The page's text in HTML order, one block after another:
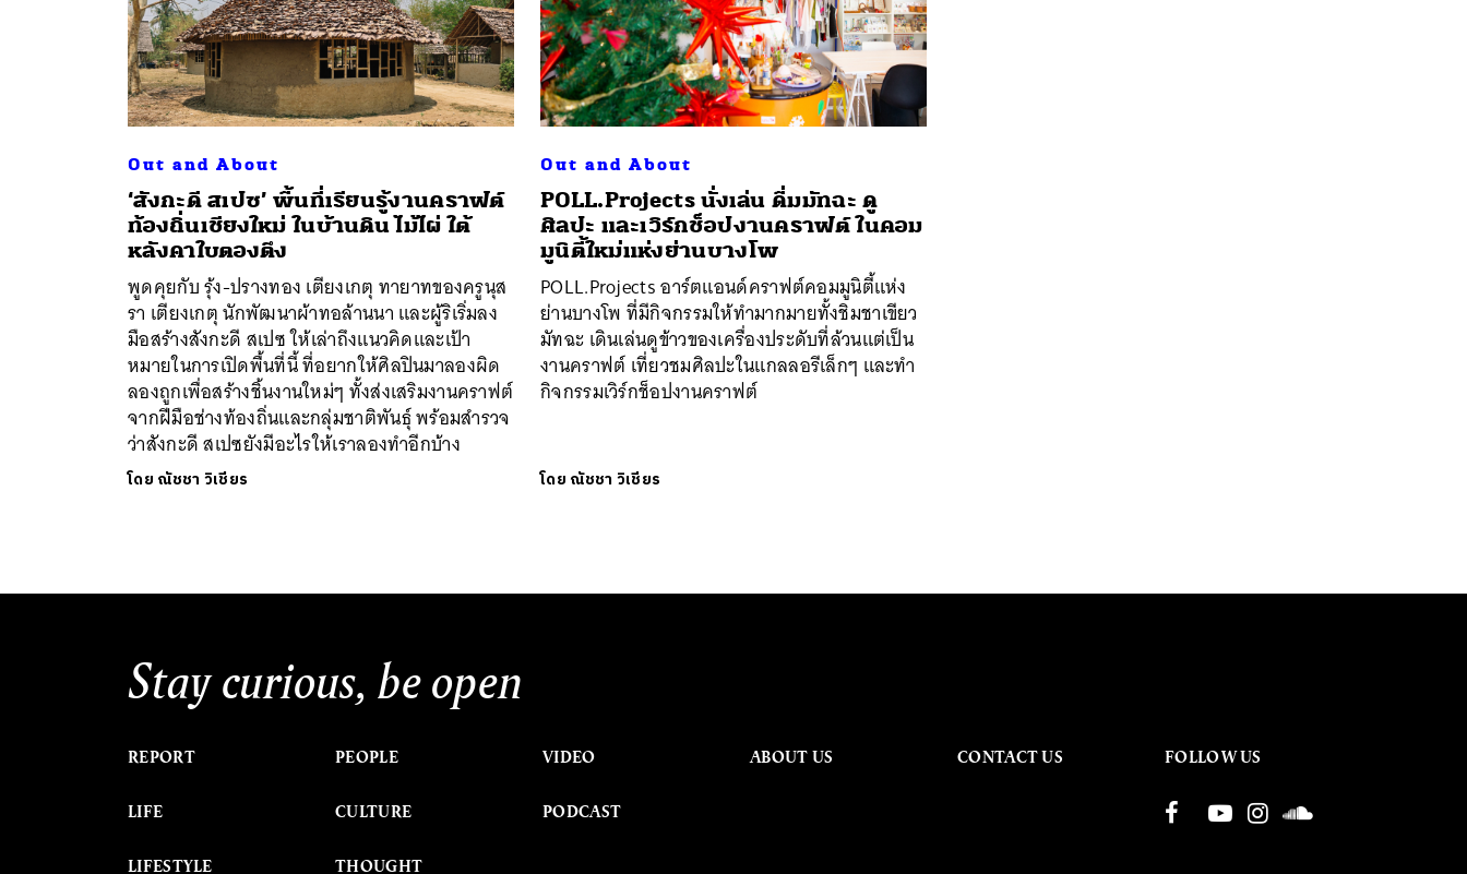
Out and About
‘สังกะดี สเปซ’ พื้นที่เรียนรู้งานคราฟต์
ท้องถิ่นเชียงใหม่ ในบ้านดิน ไม้ไผ่ ใต้
หลังคาใบตองตึง
พูดคุยกับ รุ้ง-ปรางทอง เตียงเกตุ ทายาทของครูนุส
รา เตียงเกตุ นักพัฒนาผ้าทอล้านนา และผู้ริเริ่มลง
มือสร้างสังกะดี สเปซ ให้เล่าถึงแนวคิดและเป้า
หมายในการเปิดพื้นที่นี้ ที่อยากให้ศิลปินมาลองผิด
ลองถูกเพื่อสร้างชิ้นงานใหม่ๆ ทั้งส่งเสริมงานคราฟต์
จากฝีมือช่างท้องถิ่นและกลุ่มชาติพันธุ์ พร้อมสำรวจ
ว่าสังกะดี สเปซยังมีอะไรให้เราลองทำอีกบ้าง
โดย ณัชชา วิเชียร
Out and About
POLL.Projects นั่งเล่น ดื่มมัทฉะ ดู
ศิลปะ และเวิร์กช็อปงานคราฟต์ ในคอม
มูนิตี้ใหม่แห่งย่านบางโพ
POLL.Projects อาร์ตแอนด์คราฟต์คอมมูนิตี้แห่ง
ย่านบางโพ ที่มีกิจกรรมให้ทำมากมายทั้งชิมชาเขียว
มัทฉะ เดินเล่นดูข้าวของเครื่องประดับที่ล้วนแต่เป็น
งานคราฟต์ เที่ยวชมศิลปะในแกลลอรีเล็กๆ และทำ
กิจกรรมเวิร์กช็อปงานคราฟต์
โดย ณัชชา วิเชียร
Stay curious, be open
REPORT
LIFE
LIFESTYLE
PEOPLE
CULTURE
THOUGHT
VIDEO
PODCAST
ABOUT US CONTACT US FOLLOW US
SHARE TWEET LINE EMAIL